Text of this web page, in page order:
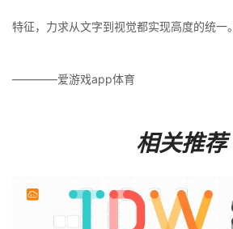
特征，力求从文字到视觉都实现高度的统一。
————爱游戏app体育
相关推荐